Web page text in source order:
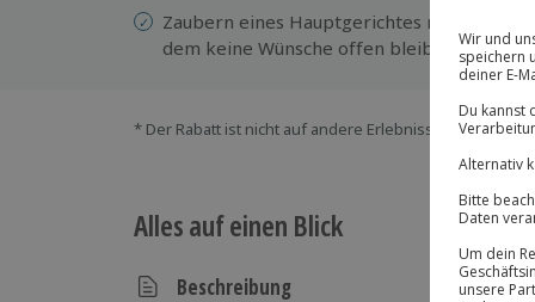
Zaubern eines Hauptgerichtes mit vielen
dem keine Wünsche offen bleiben
* Der Rabatt ist nicht auf andere Erlebnisse bei der
Alles auf einen Blick
Beschreibung